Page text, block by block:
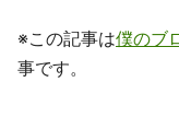
※この記事は僕のブ
事です。